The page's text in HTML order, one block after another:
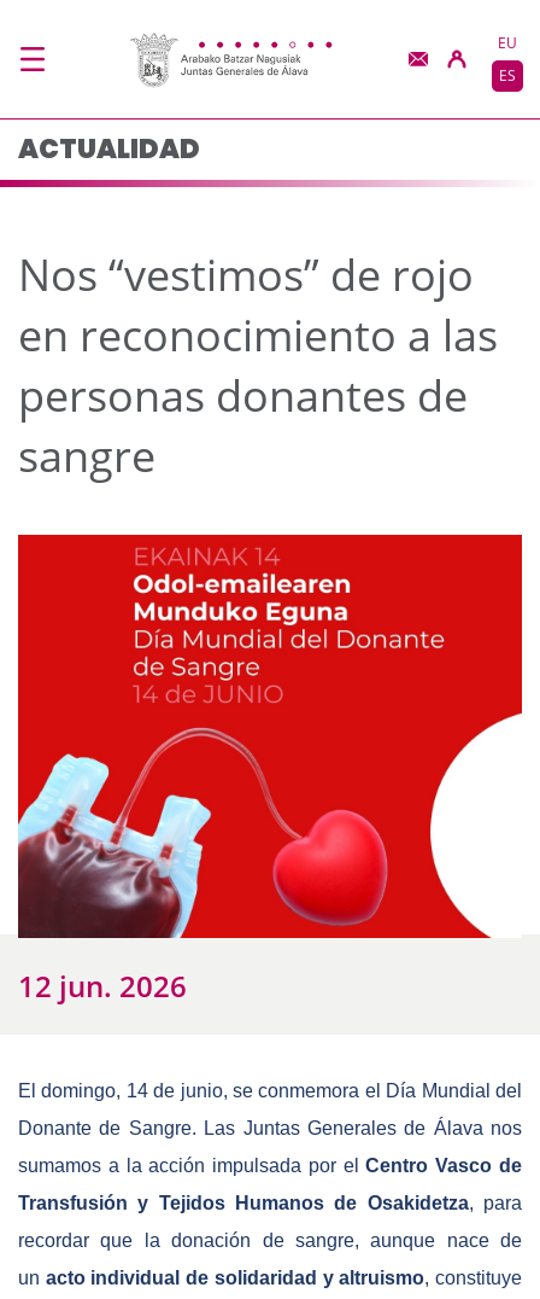
Nos “vestimos” de
EU
ES
ACTUALIDAD
Nos “vestimos” de rojo
en reconocimiento a las
personas donantes de
sangre
12 jun. 2026
El domingo, 14 de junio, se conmemora el Día Mundial del
Donante de Sangre. Las Juntas Generales de Álava nos
sumamos a la acción impulsada por elCentro Vasco de
Transfusión y Tejidos Humanos de Osakidetza, para
recordar que la donación de sangre, aunque nace de
un acto individual de solidaridad y altruismo, constituye